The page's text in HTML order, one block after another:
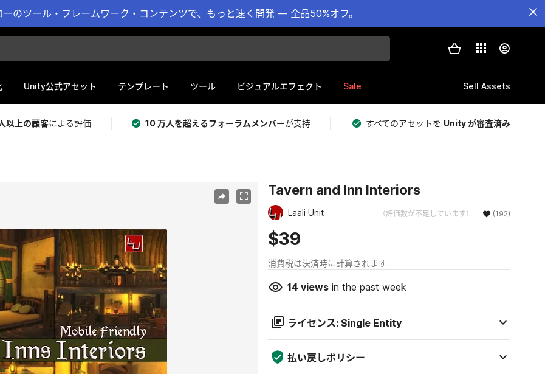
のツール・フレームワーク・コンテンツで、もっと速く開発 — 全品50%オフ。
Unity公式アセット テンプレート ツール ビジュアルエフェクト Sale Sell Assets
以上の顧客による評価 10 万人を超えるフォーラムメンバーが支持 すべてのアセットを Unity が審査済み
Tavern and Inn Interiors
Laali Unit （評価数が不足しています） (192)
$39
消費税は決済時に計算されます
14 viewsin the past week
ライセンス: Single Entity
払い戻しポリシー